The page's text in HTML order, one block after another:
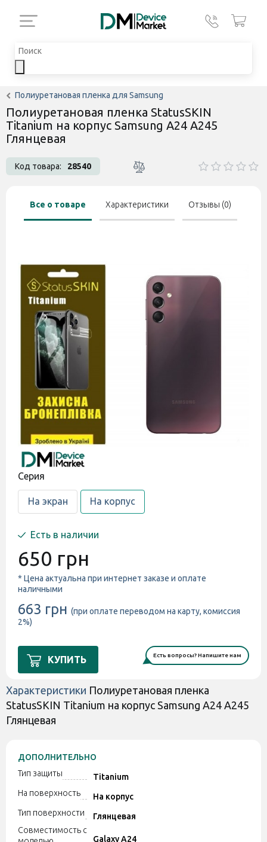
Полиуретановая пленка для Samsung
Полиуретановая пленка StatusSKIN
Titanium на корпус Samsung A24 A245
Глянцевая
Код товара: 28540
Все о товаре Характеристики Отзывы (0)
Cерия
На экран На корпус
Есть в наличии
650 грн
* Цена актуальна при интернет заказе и оплате
наличными
663 грн (при оплате переводом на карту, комиссия
2%)
КУПИТЬ Есть вопросы? Напишите нам
Характеристики Полиуретановая пленка
StatusSKIN Titanium на корпус Samsung A24 A245
Глянцевая
ДОПОЛНИТЕЛЬНО
Тип защиты
Titanium
На поверхность
На корпус
Тип поверхности
Глянцевая
Совместимость с
Galaxy A24